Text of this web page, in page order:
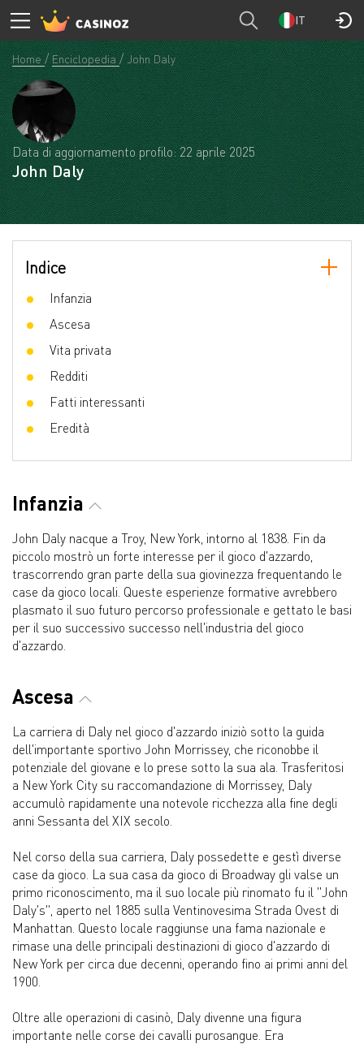
IT
Home Enciclopedia John Daly
Data di aggiornamento profilo: 22 aprile 2025
John Daly
Indice
Infanzia
Ascesa
Vita privata
Redditi
Fatti interessanti
Eredità
Infanzia
John Daly nacque a Troy, New York, intorno al 1838. Fin da
piccolo mostrò un forte interesse per il gioco d'azzardo,
trascorrendo gran parte della sua giovinezza frequentando le
case da gioco locali. Queste esperienze formative avrebbero
plasmato il suo futuro percorso professionale e gettato le basi
per il suo successivo successo nell'industria del gioco
d'azzardo.
Ascesa
La carriera di Daly nel gioco d'azzardo iniziò sotto la guida
dell'importante sportivo John Morrissey, che riconobbe il
potenziale del giovane e lo prese sotto la sua ala. Trasferitosi
a New York City su raccomandazione di Morrissey, Daly
accumulò rapidamente una notevole ricchezza alla fine degli
anni Sessanta del XIX secolo.
Nel corso della sua carriera, Daly possedette e gestì diverse
case da gioco. La sua casa da gioco di Broadway gli valse un
primo riconoscimento, ma il suo locale più rinomato fu il "John
Daly's", aperto nel 1885 sulla Ventinovesima Strada Ovest di
Manhattan. Questo locale raggiunse una fama nazionale e
rimase una delle principali destinazioni di gioco d'azzardo di
New York per circa due decenni, operando fino ai primi anni del
1900.
Oltre alle operazioni di casinò, Daly divenne una figura
importante nelle corse dei cavalli purosangue. Era